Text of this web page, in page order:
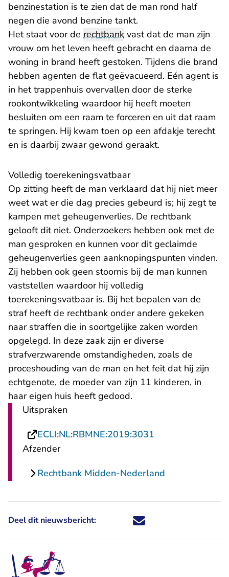
benzinestation is te zien dat de man rond half
negen die avond benzine tankt.
Het staat voor de rechtbank vast dat de man zijn
vrouw om het leven heeft gebracht en daarna de
woning in brand heeft gestoken. Tijdens die brand
hebben agenten de flat geëvacueerd. Eén agent is
in het trappenhuis overvallen door de sterke
rookontwikkeling waardoor hij heeft moeten
besluiten om een raam te forceren en uit dat raam
te springen. Hij kwam toen op een afdakje terecht
en is daarbij zwaar gewond geraakt.
Volledig toerekeningsvatbaar
Op zitting heeft de man verklaard dat hij niet meer
weet wat er die dag precies gebeurd is; hij zegt te
kampen met geheugenverlies. De rechtbank
gelooft dit niet. Onderzoekers hebben ook met de
man gesproken en kunnen voor dit geclaimde
geheugenverlies geen aanknopingspunten vinden.
Zij hebben ook geen stoornis bij de man kunnen
vaststellen waardoor hij volledig
toerekeningsvatbaar is. Bij het bepalen van de
straf heeft de rechtbank onder andere gekeken
naar straffen die in soortgelijke zaken worden
opgelegd. In deze zaak zijn er diverse
strafverzwarende omstandigheden, zoals de
proceshouding van de man en het feit dat hij zijn
echtgenote, de moeder van zijn 11 kinderen, in
haar eigen huis heeft gedood.
Uitspraken
ECLI:NL:RBMNE:2019:3031
Afzender
Rechtbank Midden-Nederland
Deel dit nieuwsbericht: Deel dit nieuwsbericht via X -
Deel dit nieuwsbericht via
Deel dit nieuwsbericht
Deel dit